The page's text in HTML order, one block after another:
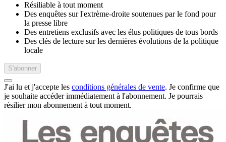
Résiliable à tout moment
Des enquêtes sur l'extrème-droite soutenues par le fond pour
la presse libre
Des entretiens exclusifs avec les élus politiques de tous bords
Des clés de lecture sur les dernières évolutions de la politique
locale
S'abonner
J'ai lu et j'accepte les conditions générales de vente. Je confirme que
je souhaite accéder immédiatement à l'abonnement. Je pourrais
résilier mon abonnement à tout moment.